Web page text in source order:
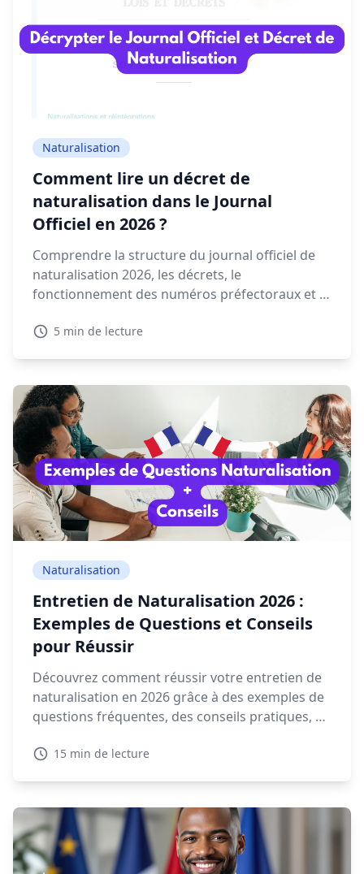
Naturalisation
Comment lire un décret de
naturalisation dans le Journal
Officiel en 2026 ?
Comprendre la structure du journal officiel de
naturalisation 2026, les décrets, le
fonctionnement des numéros préfectoraux et la
essentiel pour retrouver votre décret.
5 min de lecture
Naturalisation
Entretien de Naturalisation 2026 :
Exemples de Questions et Conseils
pour Réussir
Découvrez comment réussir votre entretien de
naturalisation en 2026 grâce à des exemples de
questions fréquentes, des conseils pratiques, et
15 min de lecture